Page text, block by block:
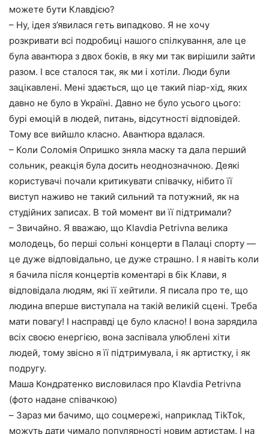
можете бути Клавдією?
– Ну, ідея з’явилася геть випадково. Я не хочу
розкривати всі подробиці нашого спілкування, але це
була авантюра з двох боків, в яку ми так вирішили зайти
разом. І все сталося так, як ми і хотіли. Люди були
зацікавлені. Мені здається, що це такий піар-хід, яких
давно не було в Україні. Давно не було усього цього:
бурі емоцій в людей, питань, відсутності відповідей.
Тому все вийшло класно. Авантюра вдалася.
– Коли Соломія Опришко зняла маску та дала перший
сольник, реакція була досить неоднозначною. Деякі
користувачі почали критикувати співачку, нібито її
виступ наживо не такий сильний та потужний, як на
студійних записах. В той момент ви її підтримали?
– Звичайно. Я вважаю, що Klavdia Petrivna велика
молодець, бо перші сольні концерти в Палаці спорту —
це дуже відповідально, це дуже страшно. І я навіть коли
я бачила після концертів коментарі в бік Клави, я
відповідала людям, які її хейтили. Я писала про те, що
людина вперше виступала на такій великій сцені. Треба
мати повагу! І насправді це було класно! І вона зарядила
всіх своєю енергією, вона заспівала улюблені хіти
людей, тому звісно я її підтримувала, і як артистку, і як
подругу.
Маша Кондратенко висловилася про Klavdia Petrivna
(фото надане співачкою)
– Зараз ми бачимо, що соцмережі, наприклад TikTok,
можуть дати чимало популярності новим артистам. І на